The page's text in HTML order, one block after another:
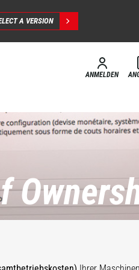
A VERSION
ANMELDEN